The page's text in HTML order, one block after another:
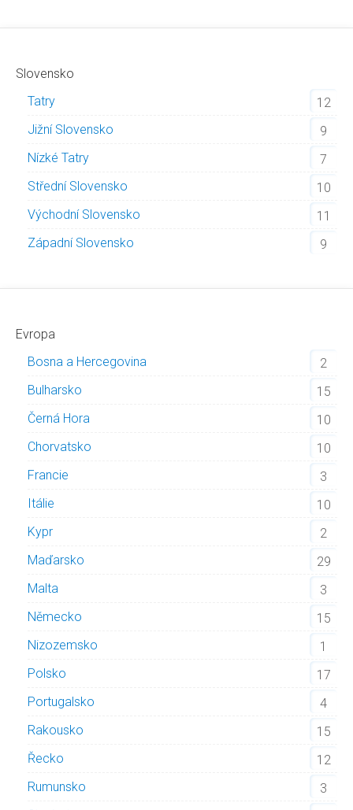
Slovensko
Tatry
12
Jižní Slovensko
9
Nízké Tatry
7
Střední Slovensko
10
Východní Slovensko
11
Západní Slovensko
9
Evropa
Bosna a Hercegovina
2
Bulharsko
15
Černá Hora
10
Chorvatsko
10
Francie
3
Itálie
10
Kypr
2
Maďarsko
29
Malta
3
Německo
15
Nizozemsko
1
Polsko
17
Portugalsko
4
Rakousko
15
Řecko
12
Rumunsko
3